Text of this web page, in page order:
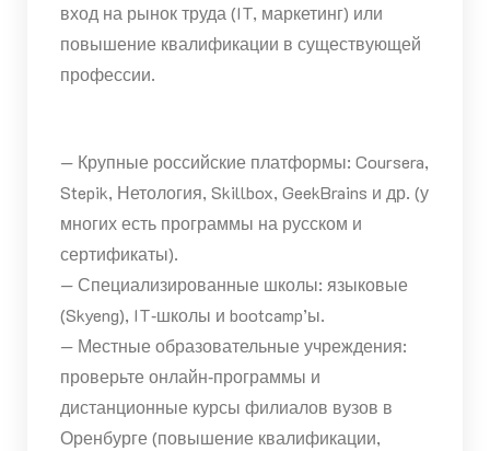
вход на рынок труда (IT, маркетинг) или
повышение квалификации в существующей
профессии.
— Крупные российские платформы: Coursera,
Stepik, Нетология, Skillbox, GeekBrains и др. (у
многих есть программы на русском и
сертификаты).
— Специализированные школы: языковые
(Skyeng), IT‑школы и bootcamp’ы.
— Местные образовательные учреждения:
проверьте онлайн‑программы и
дистанционные курсы филиалов вузов в
Оренбурге (повышение квалификации,